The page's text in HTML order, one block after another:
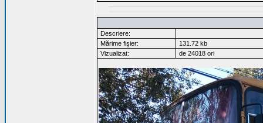
Descriere:
Mărime fişier:
131.72 kb
Vizualizat:
de 24018 ori